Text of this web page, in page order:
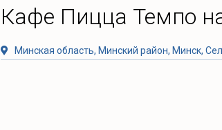
Кафе Пицца Темпо
Минская область, Минский район, Минск,